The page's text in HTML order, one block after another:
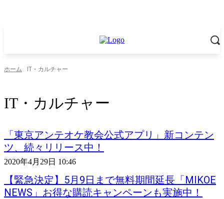
ホーム IT・カルチャー
IT・カルチャー
「東京アンテオケ教会公式アプリ」新コンテン
ツ、続々リリース中！
2020年4月29日 10:46
【緊急決定】5月9日まで無料期間延長「MIKOE
NEWS」お得な購読キャンペーンも実施中！